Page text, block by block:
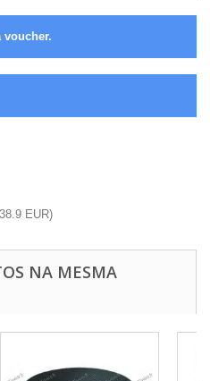
voucher.
38.9 EUR)
NA MESMA